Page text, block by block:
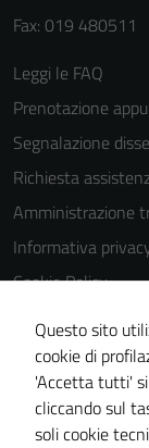
Fax: 019 480511
Leggi le FAQ
Prenotazione
Segnalazione
Richiesta
Amministrazione
Informativa
Cookie Policy
Note legali
Dichiarazione di
Piano di
Statistiche sito
Questo sito
cookie di
'Accetta tutti'
cliccando sul
soli cookie